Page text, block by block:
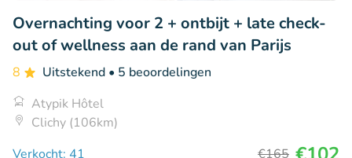
Overnachting voor 2 + ontbijt + late check-
out of wellness aan de rand van Parijs
8 Uitstekend • 5 beoordelingen
Atypik Hôtel
Clichy (106km)
Verkocht: 41
€165